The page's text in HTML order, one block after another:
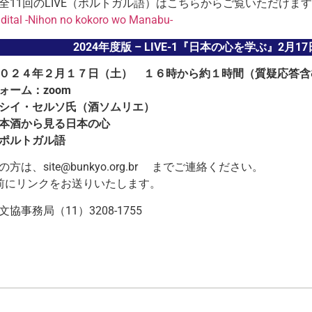
11回のLIVE（ポルトガル語）はこちらからご覧いただけま
-Nihon no kokoro wo Manabu-
2024年度版 – LIVE-1『日本の心を学ぶ』2月17
４年２月１７日（土） １６時から約１時間（質疑応答含
ーム：zoom
イ・セルソ氏（酒ソムリエ）
酒から見る日本の心
ルトガル語
方は、site@bunkyo.org.br までご連絡ください。
にリンクをお送りいたします。
協事務局（11）3208-1755